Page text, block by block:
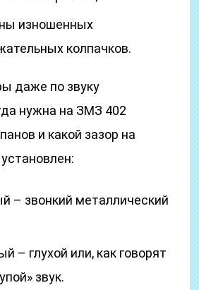
изношенных
колпачков.
даже по звуку
нужна на ЗМЗ 402
и какой зазор на
– звонкий металлический
– глухой или, как говорят
звук.